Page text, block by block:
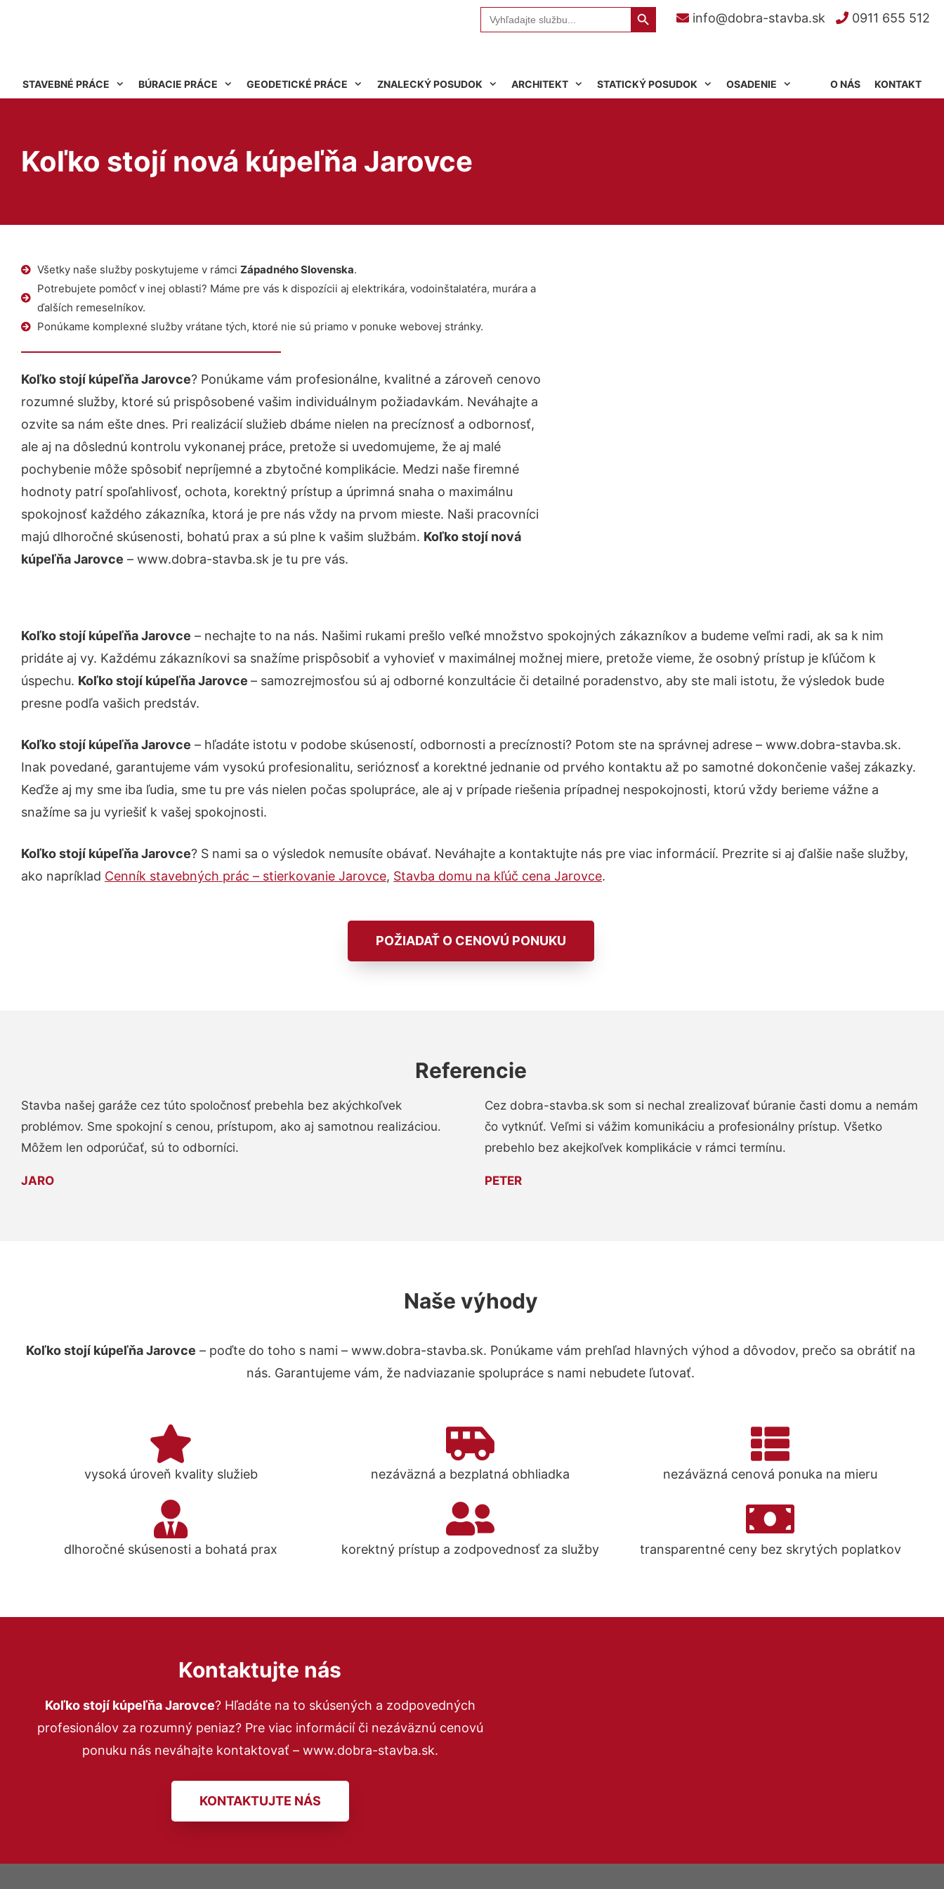
info@dobra-stavba.sk 0911 655 512
Search
for:
Search Button
STAVEBNÉ PRÁCE BÚRACIE PRÁCE GEODETICKÉ PRÁCE ZNALECKÝ POSUDOK ARCHITEKT STATICKÝ POSUDOK OSADENIE KONTAKT
O NÁS
Koľko stojí nová kúpeľňa Jarovce
Všetky naše služby poskytujeme v rámci Západného Slovenska.
Potrebujete pomôcť v inej oblasti? Máme pre vás k dispozícii aj elektrikára, vodoinštalatéra, murára a
ďalších remeselníkov.
Ponúkame komplexné služby vrátane tých, ktoré nie sú priamo v ponuke webovej stránky.
Koľko stojí kúpeľňa Jarovce? Ponúkame vám profesionálne, kvalitné a zároveň cenovo
rozumné služby, ktoré sú prispôsobené vašim individuálnym požiadavkám. Neváhajte a
ozvite sa nám ešte dnes. Pri realizácií služieb dbáme nielen na precíznosť a odbornosť,
ale aj na dôslednú kontrolu vykonanej práce, pretože si uvedomujeme, že aj malé
pochybenie môže spôsobiť nepríjemné a zbytočné komplikácie. Medzi naše firemné
hodnoty patrí spoľahlivosť, ochota, korektný prístup a úprimná snaha o maximálnu
spokojnosť každého zákazníka, ktorá je pre nás vždy na prvom mieste. Naši pracovníci
majú dlhoročné skúsenosti, bohatú prax a sú plne k vašim službám. Koľko stojí nová
kúpeľňa Jarovce – www.dobra-stavba.sk je tu pre vás.
Koľko stojí kúpeľňa Jarovce – nechajte to na nás. Našimi rukami prešlo veľké množstvo spokojných zákazníkov a budeme veľmi radi, ak sa k nim
pridáte aj vy. Každému zákazníkovi sa snažíme prispôsobiť a vyhovieť v maximálnej možnej miere, pretože vieme, že osobný prístup je kľúčom k
úspechu. Koľko stojí kúpeľňa Jarovce – samozrejmosťou sú aj odborné konzultácie či detailné poradenstvo, aby ste mali istotu, že výsledok bude
presne podľa vašich predstáv.
Koľko stojí kúpeľňa Jarovce – hľadáte istotu v podobe skúseností, odbornosti a precíznosti? Potom ste na správnej adrese – www.dobra-stavba.sk.
Inak povedané, garantujeme vám vysokú profesionalitu, serióznosť a korektné jednanie od prvého kontaktu až po samotné dokončenie vašej zákazky.
Keďže aj my sme iba ľudia, sme tu pre vás nielen počas spolupráce, ale aj v prípade riešenia prípadnej nespokojnosti, ktorú vždy berieme vážne a
snažíme sa ju vyriešiť k vašej spokojnosti.
Koľko stojí kúpeľňa Jarovce? S nami sa o výsledok nemusíte obávať. Neváhajte a kontaktujte nás pre viac informácií. Prezrite si aj ďalšie naše služby,
ako napríklad Cenník stavebných prác – stierkovanie Jarovce, Stavba domu na kľúč cena Jarovce.
POŽIADAŤ O CENOVÚ PONUKU
Referencie
Stavba našej garáže cez túto spoločnosť prebehla bez akýchkoľvek
problémov. Sme spokojní s cenou, prístupom, ako aj samotnou realizáciou.
Môžem len odporúčať, sú to odborníci.
JARO
Cez dobra-stavba.sk som si nechal zrealizovať búranie časti domu a nemám
čo vytknúť. Veľmi si vážim komunikáciu a profesionálny prístup. Všetko
prebehlo bez akejkoľvek komplikácie v rámci termínu.
PETER
Naše výhody
Koľko stojí kúpeľňa Jarovce – poďte do toho s nami – www.dobra-stavba.sk. Ponúkame vám prehľad hlavných výhod a dôvodov, prečo sa obrátiť na
nás. Garantujeme vám, že nadviazanie spolupráce s nami nebudete ľutovať.
vysoká úroveň kvality služieb nezáväzná a bezplatná obhliadka nezáväzná cenová ponuka na mieru
dlhoročné skúsenosti a bohatá prax korektný prístup a zodpovednosť za služby transparentné ceny bez skrytých poplatkov
Kontaktujte nás
Koľko stojí kúpeľňa Jarovce? Hľadáte na to skúsených a zodpovedných
profesionálov za rozumný peniaz? Pre viac informácií či nezáväznú cenovú
ponuku nás neváhajte kontaktovať – www.dobra-stavba.sk.
KONTAKTUJTE NÁS